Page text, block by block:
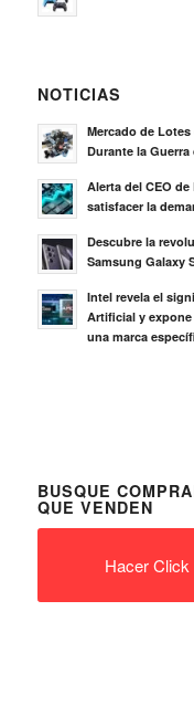
NOTICIAS
Mercado de
Durante la Guerra
Alerta del CEO
satisfacer la
Descubre la
Samsung Galaxy
Intel revela el
Artificial y
una marca
BUSQUE
QUE VENDEN
Hacer Click